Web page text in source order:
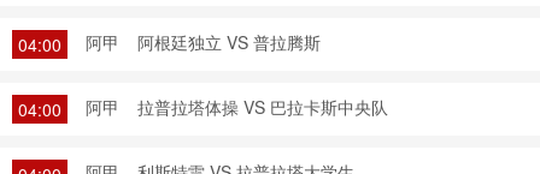
04:00 阿甲 阿根廷独立 VS 普拉腾斯
04:00 阿甲 拉普拉塔体操 VS 巴拉卡斯中央队